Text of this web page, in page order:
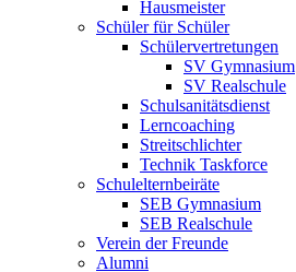
Hausmeister
Schüler für Schüler
Schülervertretungen
SV Gymnasium
SV Realschule
Schulsanitätsdienst
Lerncoaching
Streitschlichter
Technik Taskforce
Schulelternbeiräte
SEB Gymnasium
SEB Realschule
Verein der Freunde
Alumni